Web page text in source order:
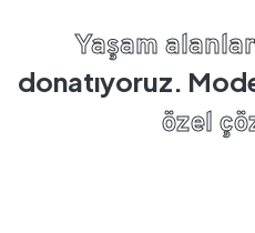
Yaşam
donatıyoruz.
özel